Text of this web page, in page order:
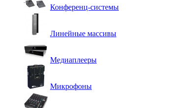
Конференц-системы
Линейные массивы
Медиаплееры
Микрофоны